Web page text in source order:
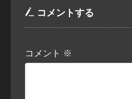
コメントする
コメント ※